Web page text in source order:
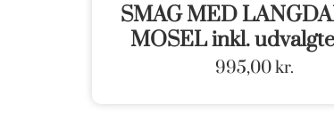
SMAG MED
MOSEL inkl.
995,00kr.